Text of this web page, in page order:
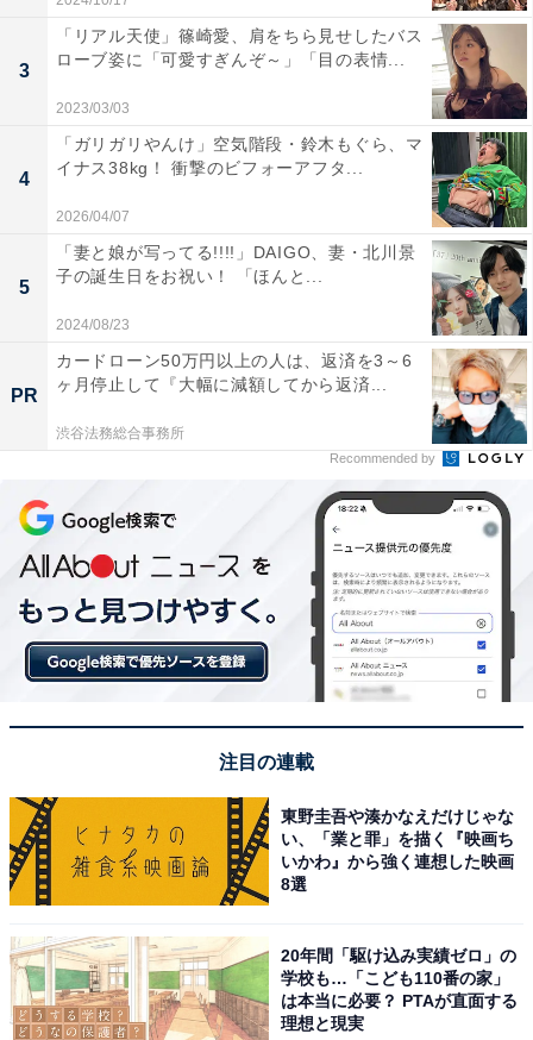
3
「リアル天使」篠崎愛、肩をちら見せしたバス
ローブ姿に「可愛すぎんぞ～」「目の表情...
2023/03/03
4
「ガリガリやんけ」空気階段・鈴木もぐら、マ
イナス38kg！ 衝撃のビフォーアフタ...
2026/04/07
5
「妻と娘が写ってる!!!!」DAIGO、妻・北川景
子の誕生日をお祝い！ 「ほんと...
2024/08/23
PR
カードローン50万円以上の人は、返済を3～6
ヶ月停止して『大幅に減額してから返済...
渋谷法務総合事務所
Recommended by
注目の連載
東野圭吾や湊かなえだけじゃな
い、「業と罪」を描く『映画ち
いかわ』から強く連想した映画
8選
20年間「駆け込み実績ゼロ」の
学校も…「こども110番の家」
は本当に必要？ PTAが直面する
理想と現実